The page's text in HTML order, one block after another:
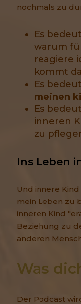
nochmals zu
Es
warum
reagiere
kommt
Es
meinen
Es
inneren
zu
Ins Leben
Und innere
mein Leben zu
inneren Kind
Beziehung zu
anderen
Was
Der Podcast